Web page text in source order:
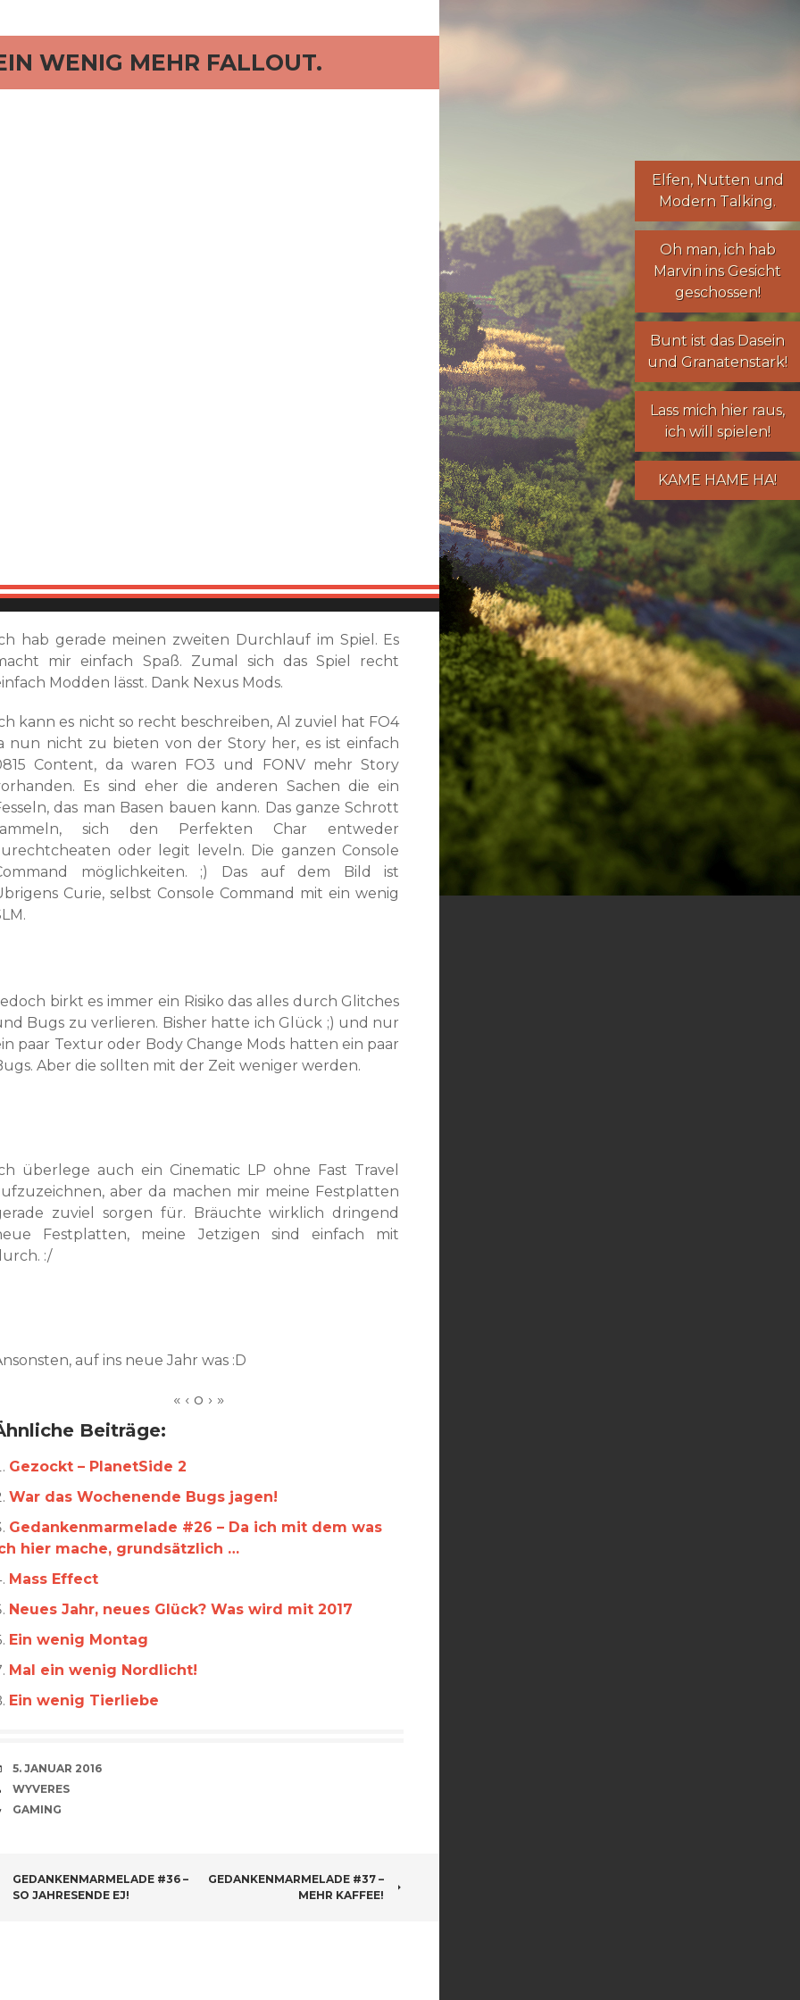
Elfen, Nuttenund
Modern Talking.
Oh man, ich hab
Marvin ins Gesicht
geschossen!
Bunt ist das Dasein
und Granatenstark!
Lass mich hier raus,
ich will spielen!
KAME HAME HA!
WENIG MEHR FALLOUT.
hab gerade meinen zweiten Durchlauf im Spiel. Es
mir einfach Spaß. Zumal sich das Spiel recht
Modden lässt. Dank Nexus Mods.
kann es nicht so recht beschreiben, Al zuviel hat FO4
nun nicht zu bieten von der Story her, es ist einfach
Content, da waren FO3 und FONV mehr Story
Es sind eher die anderen Sachen die ein
das man Basen bauen kann. Das ganze Schrott
sich den Perfekten Char entweder
oder legit leveln. Die ganzen Console
möglichkeiten. ;) Das auf dem Bild ist
Curie, selbst Console Command mit ein wenig
birkt es immer ein Risiko das alles durch Glitches
Bugs zu verlieren. Bisher hatte ich Glück ;) und nur
paar Textur oder Body Change Mods hatten ein paar
Aber die sollten mit der Zeit weniger werden.
überlege auch ein Cinematic LP ohne Fast Travel
aber da machen mir meine Festplatten
zuviel sorgen für. Bräuchte wirklich dringend
Festplatten, meine Jetzigen sind einfach mit
:/
auf ins neue Jahr was :D
Beiträge:
Gezockt – PlanetSide 2
War das Wochenende Bugs jagen!
Gedankenmarmelade #26 – Da ich mit dem was
hier mache, grundsätzlich …
Mass Effect
Neues Jahr, neues Glück? Was wird mit 2017
Ein wenig Montag
Mal ein wenig Nordlicht!
Ein wenig Tierliebe
VERABREDUNG
5. JANUAR 2016
VERFASSER
WYVERES
CATEGORIES
GAMING
GEDANKENMARMELADE #36 –
SO JAHRESENDE EJ!
GEDANKENMARMELADE #37 –
MEHR KAFFEE!